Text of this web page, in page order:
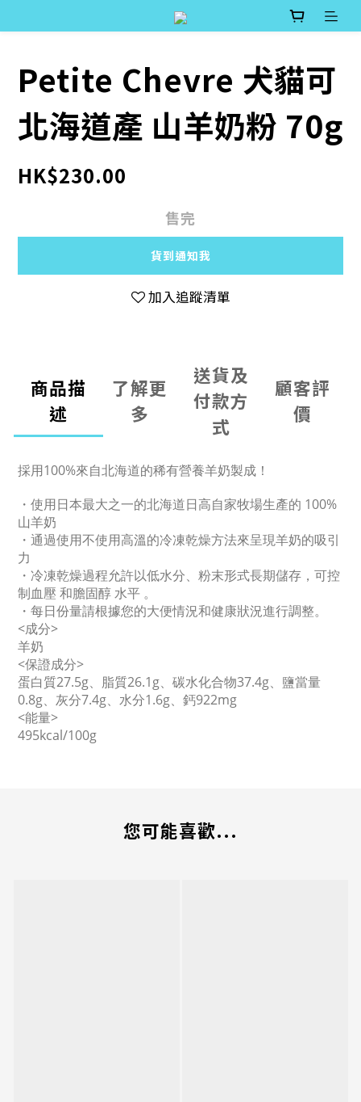
Petite Chevre 犬貓可
北海道產 山羊奶粉 70g
HK$230.00
售完
貨到通知我
加入追蹤清單
商品描
述
了解更
多
送貨及
付款方
式
顧客評
價
採用100%來自北海道的稀有營養羊奶製成！
・使用日本最大之一的北海道日高自家牧場生產的 100%
山羊奶
・通過使用不使用高溫的冷凍乾燥方法來呈現羊奶的吸引
力
・冷凍乾燥過程允許以低水分、粉末形式長期儲存，可控
制血壓 和膽固醇 水平 。
・每日份量請根據您的大便情況和健康狀況進行調整。
<成分>
羊奶
<保證成分>
蛋白質27.5g、脂質26.1g、碳水化合物37.4g、鹽當量
0.8g、灰分7.4g、水分1.6g、鈣922mg
<能量>
495kcal/100g
您可能喜歡...